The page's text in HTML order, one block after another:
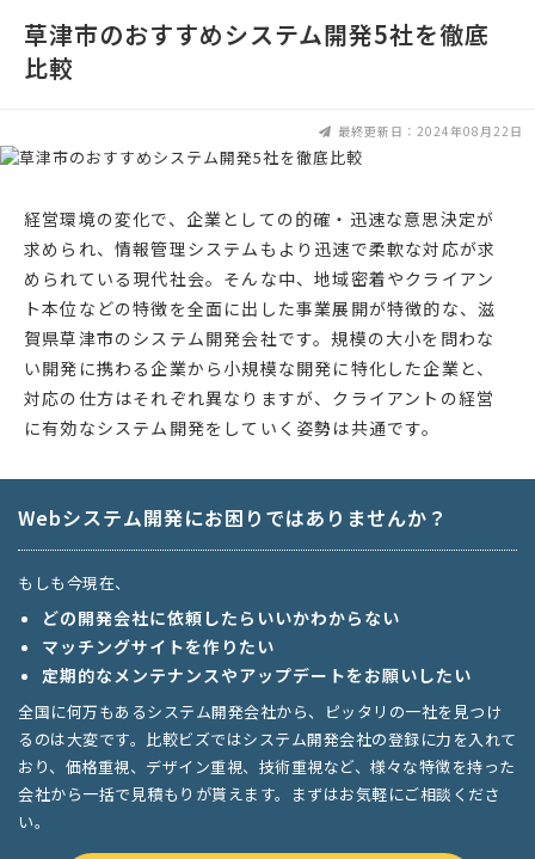
草津市のおすすめシステム開発5社を徹底
比較
最終更新日：2024年08月22日
経営環境の変化で、企業としての的確・迅速な意思決定が
求められ、情報管理システムもより迅速で柔軟な対応が求
められている現代社会。そんな中、地域密着やクライアン
ト本位などの特徴を全面に出した事業展開が特徴的な、滋
賀県草津市のシステム開発会社です。規模の大小を問わな
い開発に携わる企業から小規模な開発に特化した企業と、
対応の仕方はそれぞれ異なりますが、クライアントの経営
に有効なシステム開発をしていく姿勢は共通です。
Webシステム開発にお困りではありませんか？
もしも今現在、
どの開発会社に依頼したらいいかわからない
マッチングサイトを作りたい
定期的なメンテナンスやアップデートをお願いしたい
全国に何万もあるシステム開発会社から、ピッタリの一社を見つけ
るのは大変です。比較ビズではシステム開発会社の登録に力を入れて
おり、価格重視、デザイン重視、技術重視など、様々な特徴を持った
会社から一括で見積もりが貰えます。まずはお気軽にご相談くださ
い。